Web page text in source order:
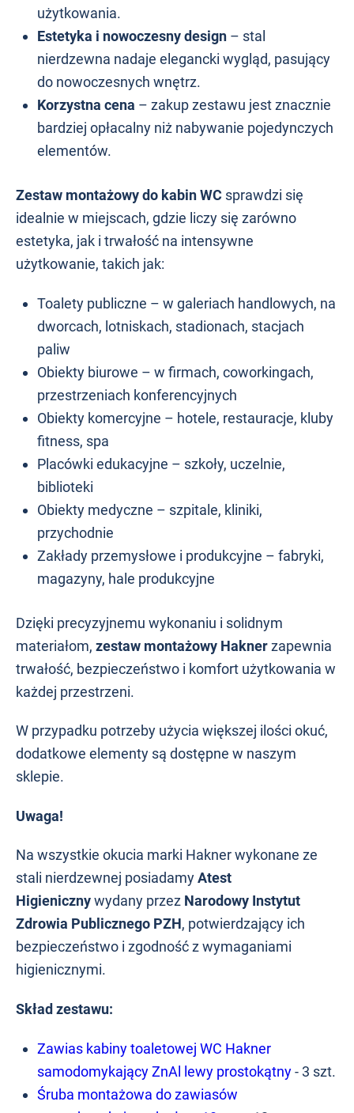
użytkowania.
Estetyka i nowoczesny design – stal
nierdzewna nadaje elegancki wygląd, pasujący
do nowoczesnych wnętrz.
Korzystna cena – zakup zestawu jest znacznie
bardziej opłacalny niż nabywanie pojedynczych
elementów.
Zestaw montażowy do kabin WC sprawdzi się
idealnie w miejscach, gdzie liczy się zarówno
estetyka, jak i trwałość na intensywne
użytkowanie, takich jak:
Toalety publiczne – w galeriach handlowych, na
dworcach, lotniskach, stadionach, stacjach
paliw
Obiekty biurowe – w firmach, coworkingach,
przestrzeniach konferencyjnych
Obiekty komercyjne – hotele, restauracje, kluby
fitness, spa
Placówki edukacyjne – szkoły, uczelnie,
biblioteki
Obiekty medyczne – szpitale, kliniki,
przychodnie
Zakłady przemysłowe i produkcyjne – fabryki,
magazyny, hale produkcyjne
Dzięki precyzyjnemu wykonaniu i solidnym
materiałom, zestaw montażowy Haknerzapewnia
trwałość, bezpieczeństwo i komfort użytkowania w
każdej przestrzeni.
W przypadku potrzeby użycia większej ilości okuć,
dodatkowe elementy są dostępne w naszym
sklepie.
Uwaga!
Na wszystkie okucia marki Hakner wykonane ze
stali nierdzewnej posiadamyAtest
Higienicznywydany przez Narodowy Instytut
Zdrowia Publicznego PZH, potwierdzający ich
bezpieczeństwo i zgodność z wymaganiami
higienicznymi.
Skład zestawu:
Zawias kabiny toaletowej WC Hakner
samodomykający ZnAl lewy prostokątny- 3 szt.
Śruba montażowa do zawiasów